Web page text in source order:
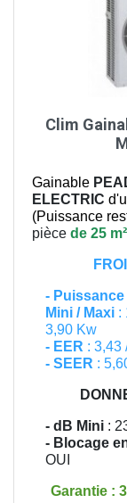
Clim
Gainable
ELECTRIC
(Puissance
pièce de 25
- Puissance
Mini / Maxi :
3,90 Kw
- EER : 3,43
- SEER :
- dB Mini :
- Blocage
OUI
Garantie :